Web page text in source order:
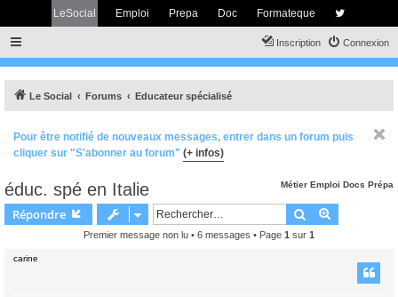
LeSocial Emploi Prepa Doc Formateque
Connexion
Inscription
Le Social Forums Educateur spécialisé
Pour être notifié de nouveaux messages, entrer dans un forum puis
cliquer sur "S'abonner au forum" (+ infos)
Métier Emploi Docs Prépa
éduc. spé en Italie
Répondre Rechercher
Premier message non lu • 6 messages • Page 1 sur 1
carine